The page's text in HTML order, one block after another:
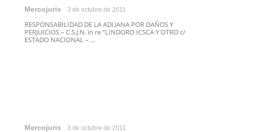
Mercojuris 3 de octubre de 2011
RESPONSABILIDAD DE LA ADUANA POR DAÑOS Y
PERJUICIOS – C.S.J.N. in re “LINDORO ICSCA Y OTRO c/
ESTADO NACIONAL – ...
Mercojuris 3 de octubre de 2011